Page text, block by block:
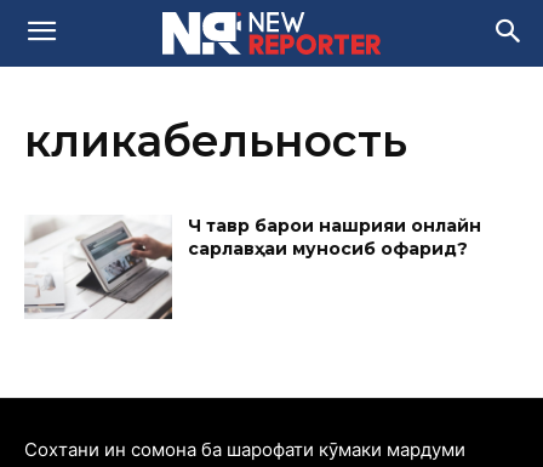
кликабельность
Чӣ тавр барои нашрияи онлайнӣ
сарлавҳаи муносиб офарид?
Cохтани ин сомона ба шарофати кӯмаки мардуми